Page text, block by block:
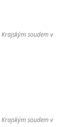
soudem v
soudem v